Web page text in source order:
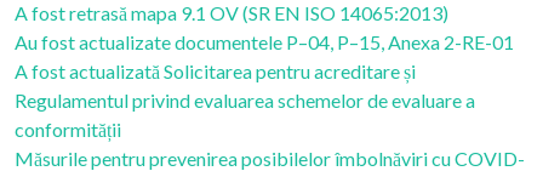
A fost retrasă mapa 9.1 OV (SR EN ISO 14065:2013)
Au fost actualizate documentele P–04, P–15, Anexa 2-RE-01
A fost actualizată Solicitarea pentru acreditare și
Regulamentul privind evaluarea schemelor de evaluare a
conformității
Măsurile pentru prevenirea posibilelor îmbolnăviri cu COVID-